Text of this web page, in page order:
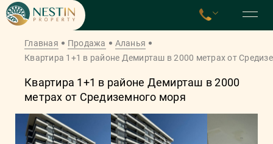
Главная Продажа
Аланья
Квартира 1+1 в районе Демирташ в 2000 метрах от
Квартира 1+1 в районе Демирташ в 2000
метрах от Средиземного моря